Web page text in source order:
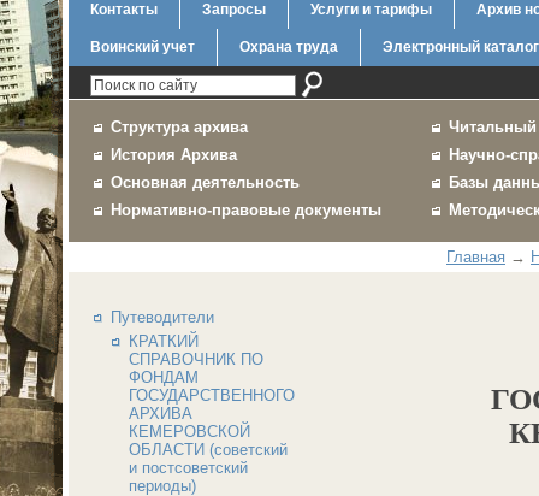
Контакты Запросы Услуги и тарифы Архив
Воинский учет Охрана труда Электронный каталог
Структура архива
История Архива
Основная деятельность
Нормативно-правовые документы
Читальный
Научно-
Базы
Главная →
Путеводители
КРАТКИЙ
СПРАВОЧНИК ПО
ФОНДАМ
ГОСУДАРСТВЕННОГО
АРХИВА
КЕМЕРОВСКОЙ
ОБЛАСТИ (советский
и постсоветский
периоды)